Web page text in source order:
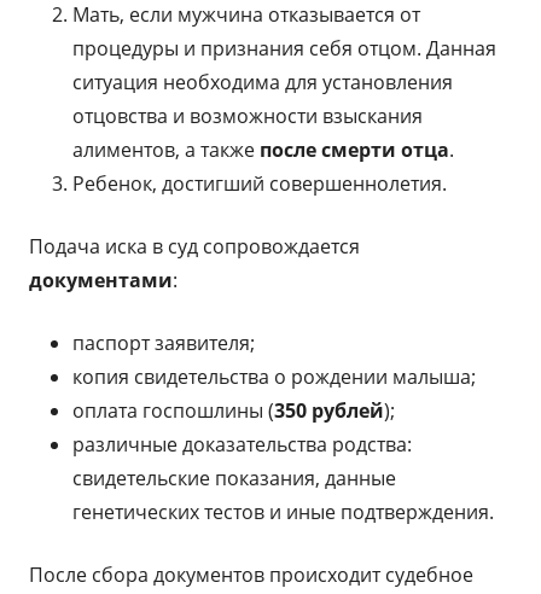
Мать, если мужчина отказывается от
процедуры и признания себя отцом. Данная
ситуация необходима для установления
отцовства и возможности взыскания
алиментов, а также после смерти отца.
Ребенок, достигший совершеннолетия.
Подача иска в суд сопровождается
документами:
паспорт заявителя;
копия свидетельства о рождении малыша;
оплата госпошлины (350 рублей);
различные доказательства родства:
свидетельские показания, данные
генетических тестов и иные подтверждения.
После сбора документов происходит судебное